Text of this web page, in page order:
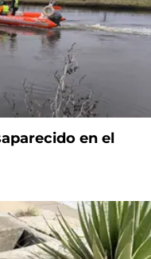
en el